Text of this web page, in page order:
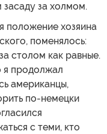
за холмом.
положение хозяина
поменялось:
столом как равные.
я продолжал
американцы,
по-немецки
с теми, кто